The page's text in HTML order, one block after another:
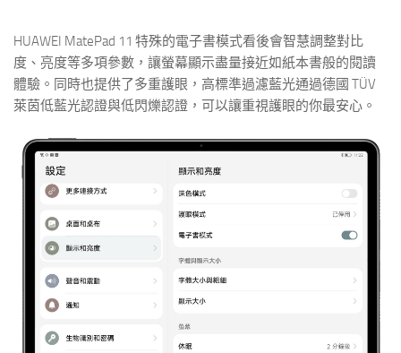
HUAWEI MatePad 11 特殊的電子書模式看後會智慧調整對比
度、亮度等多項參數，讓螢幕顯示盡量接近如紙本書般的閱讀
體驗。同時也提供了多重護眼，高標準過濾藍光通過德國 TÜV
萊茵低藍光認證與低閃爍認證，可以讓重視護眼的你最安心。